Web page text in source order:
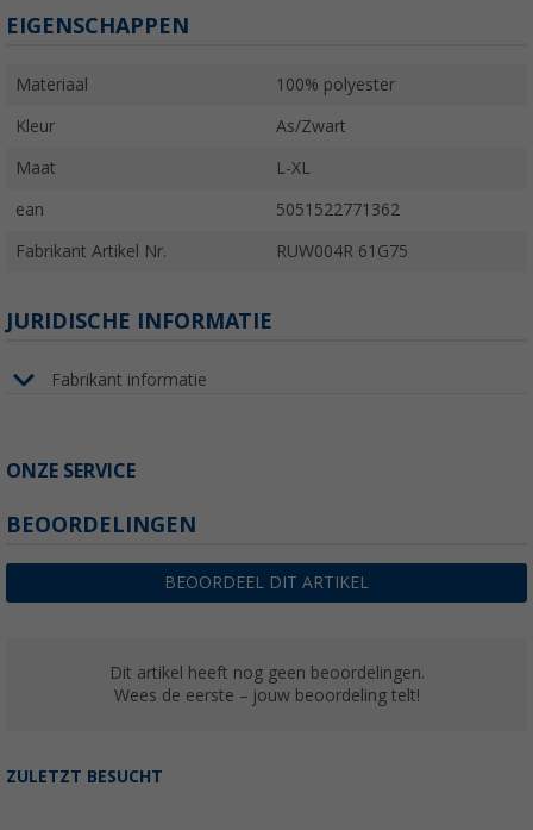
EIGENSCHAPPEN
Materiaal 100% polyester
Kleur As/Zwart
Maat L-XL
ean 5051522771362
Fabrikant Artikel Nr. RUW004R 61G75
JURIDISCHE INFORMATIE
Fabrikant informatie
ONZE SERVICE
BEOORDELINGEN
BEOORDEEL DIT ARTIKEL
Dit artikel heeft nog geen beoordelingen.
Wees de eerste – jouw beoordeling telt!
ZULETZT BESUCHT